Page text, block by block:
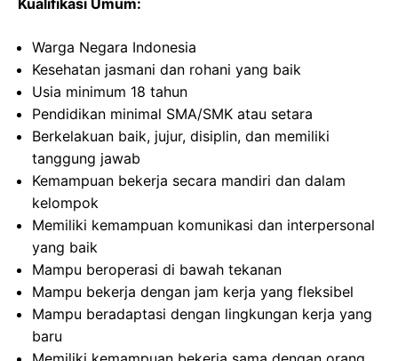
Kualifikasi Umum:
Warga Negara Indonesia
Kesehatan jasmani dan rohani yang baik
Usia minimum 18 tahun
Pendidikan minimal SMA/SMK atau setara
Berkelakuan baik, jujur, disiplin, dan memiliki
tanggung jawab
Kemampuan bekerja secara mandiri dan dalam
kelompok
Memiliki kemampuan komunikasi dan interpersonal
yang baik
Mampu beroperasi di bawah tekanan
Mampu bekerja dengan jam kerja yang fleksibel
Mampu beradaptasi dengan lingkungan kerja yang
baru